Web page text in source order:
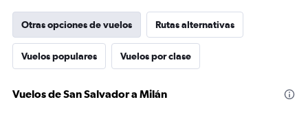
Otras opciones de vuelos Rutas alternativas
Vuelos populares Vuelos por clase
Vuelos de San Salvador a Milán